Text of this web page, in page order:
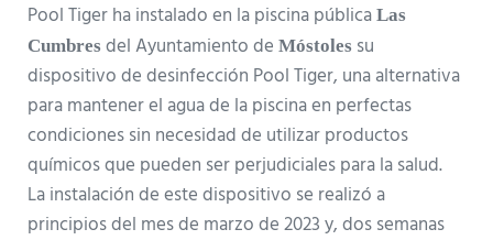
Pool Tiger ha instalado en la piscina pública Las
Cumbres del Ayuntamiento de Móstoles su
dispositivo de desinfección Pool Tiger, una alternativa
para mantener el agua de la piscina en perfectas
condiciones sin necesidad de utilizar productos
químicos que pueden ser perjudiciales para la salud.
La instalación de este dispositivo se realizó a
principios del mes de marzo de 2023 y, dos semanas